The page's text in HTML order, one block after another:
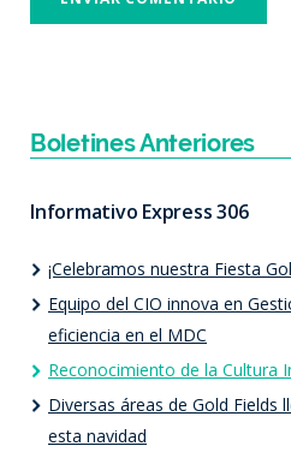
Boletines Anteriores
Informativo Express 306
¡Celebramos nuestra Fiesta
Equipo del CIO innova en
eficiencia en el MDC
Reconocimiento de la Cultura
Diversas áreas de Gold Fields
esta navidad